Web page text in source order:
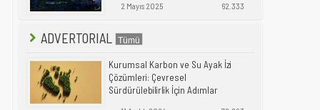
2 Mayıs 2025 62.333
ADVERTORIAL
Kurumsal Karbon ve Su Ayak İzi
Çözümleri: Çevresel
Sürdürülebilirlik İçin Adımlar